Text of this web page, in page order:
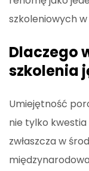
szkoleniowych
Dlaczego
szkolenia
Umiejętność
nie tylko
zwłaszcza w